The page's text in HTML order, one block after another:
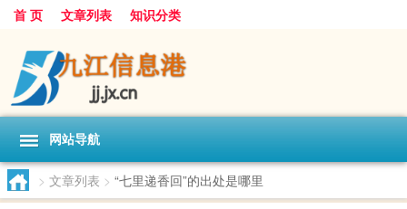
首 页 文章列表 知识分类
网站导航
> 文章列表 > “七里递香回”的出处是哪里